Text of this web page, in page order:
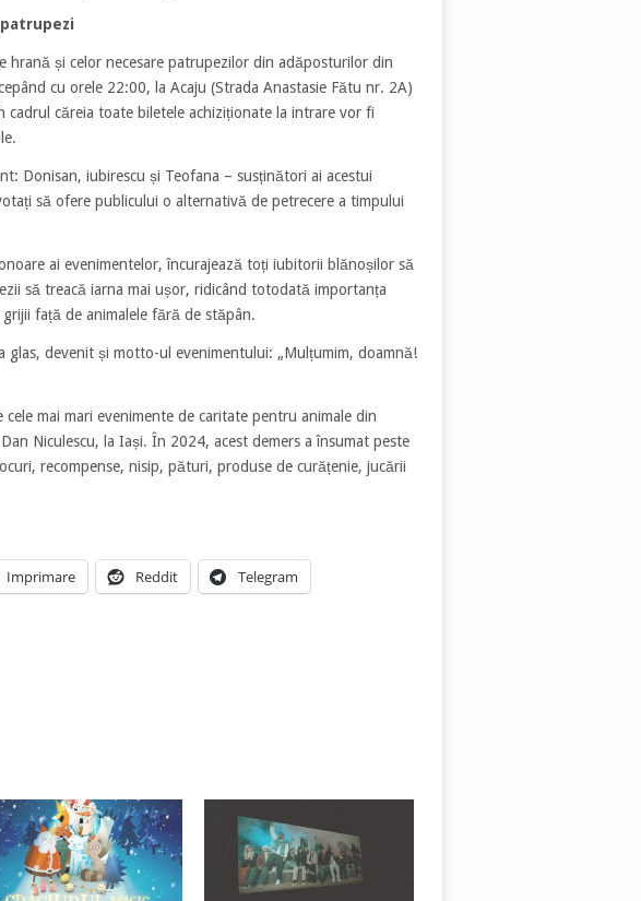
hrană și celor necesare patrupezilor din adăposturilor din
cu orele 22:00, la Acaju (Strada Anastasie Fătu nr. 2A)
cadrul căreia toate biletele achiziționate la intrare vor fi
Donisan, iubirescu și Teofana – susținători ai acestui
să ofere publicului o alternativă de petrecere a timpului
ai evenimentelor, încurajează toți iubitorii blănoșilor să
să treacă iarna mai ușor, ridicând totodată importanța
față de animalele fără de stăpân.
glas, devenit și motto-ul evenimentului: „Mulțumim, doamnă!
mai mari evenimente de caritate pentru animale din
Niculescu, la Iași. În 2024, acest demers a însumat peste
recompense, nisip, pături, produse de curățenie, jucării
Imprimare Reddit Telegram